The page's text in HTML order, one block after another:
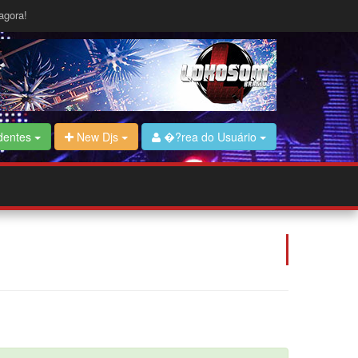
New Djs �?rea do Usuário